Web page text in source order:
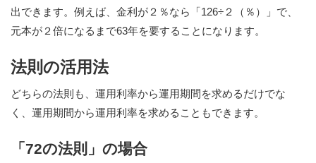
出できます。例えば、金利が２％なら「126÷２（％）」で、
元本が２倍になるまで63年を要することになります。
法則の活用法
どちらの法則も、運用利率から運用期間を求めるだけでな
く、運用期間から運用利率を求めることもできます。
「72の法則」の場合